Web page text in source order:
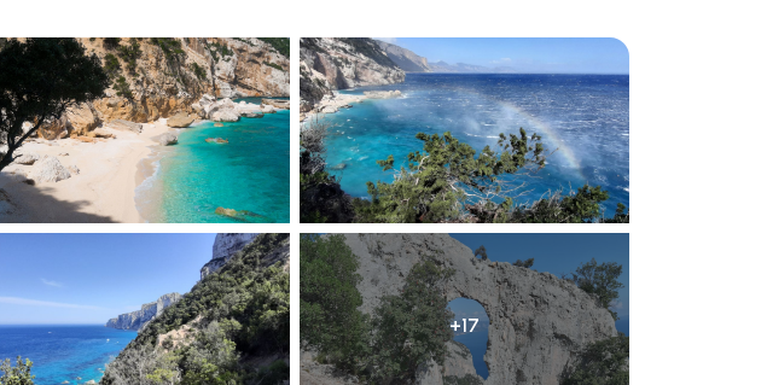
+17